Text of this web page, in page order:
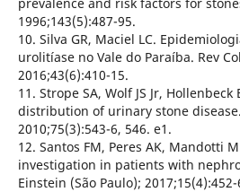
1996;143(5):487-95.
10. Silva GR, Maciel LC.
urolitíase no Vale do Paraíba. Rev
2016;43(6):410-15.
11. Strope SA, Wolf JS Jr,
distribution of urinary stone
2010;75(3):543-6, 546. e1.
12. Santos FM, Peres AK, Mandotti
investigation in patients with
Einstein (São Paulo); 2017;15(4):452-